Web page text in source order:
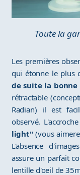
Toute la
Les premières
qui étonne le plus
de suite la
rétractable
Radian) il est
observé.
light" (vous
L'absence
assure un parfait
lentille d'oeil de